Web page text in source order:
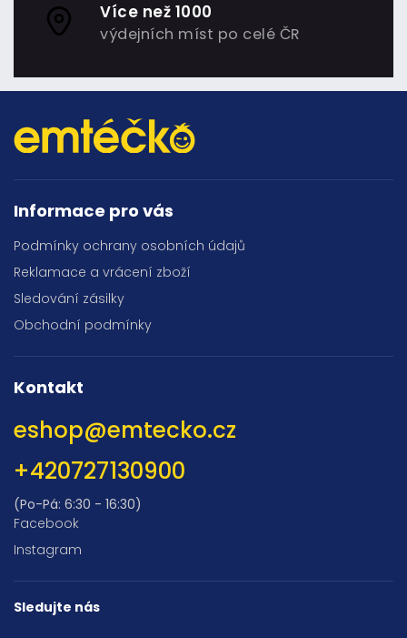
Více než 1000
výdejních míst po celé ČR
Informace pro vás
Podmínky ochrany osobních údajů
Reklamace a vrácení zboží
Sledování zásilky
Obchodní podmínky
Kontakt
eshop@emtecko.cz
+420727130900
(Po-Pá: 6:30 - 16:30)
Facebook
Instagram
Sledujte nás